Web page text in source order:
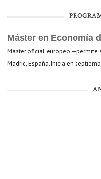
Máster en Economía
Máster oficial europeo —permite
Madrid, España. Inicia en